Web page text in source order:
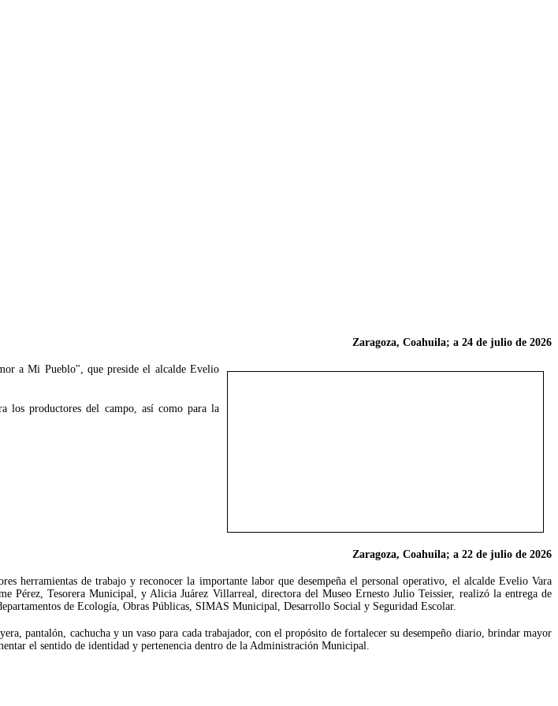
Zaragoza, Coahuila; a 24 de julio de 2026
a Mi Pueblo", que preside el alcalde Evelio
los productores del campo, así como para la
Zaragoza, Coahuila; a 22 de julio de 2026
herramientas de trabajo y reconocer la importante labor que desempeña el personal operativo, el alcalde Evelio Vara
Pérez, Tesorera Municipal, y Alicia Juárez Villarreal, directora del Museo Ernesto Julio Teissier, realizó la entrega de
de Ecología, Obras Públicas, SIMAS Municipal, Desarrollo Social y Seguridad Escolar.
pantalón, cachucha y un vaso para cada trabajador, con el propósito de fortalecer su desempeño diario, brindar mayor
el sentido de identidad y pertenencia dentro de la Administración Municipal.